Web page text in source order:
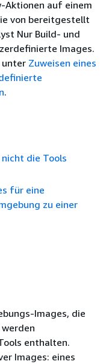
Aktionen auf einem
von bereitgestellt
Nur Build- und
Images.
unter Zuweisen eines
.
die Tools
für eine
zu einer
Images, die
enthalten.
Images: eines